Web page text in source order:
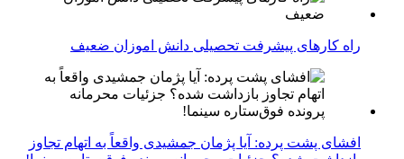
راه کارهای پیشرفت تحصیلی دانش اموزان ضعیف
افشای پشت پرده: آیا پژمان جمشیدی واقعاً به اتهام تجاوز